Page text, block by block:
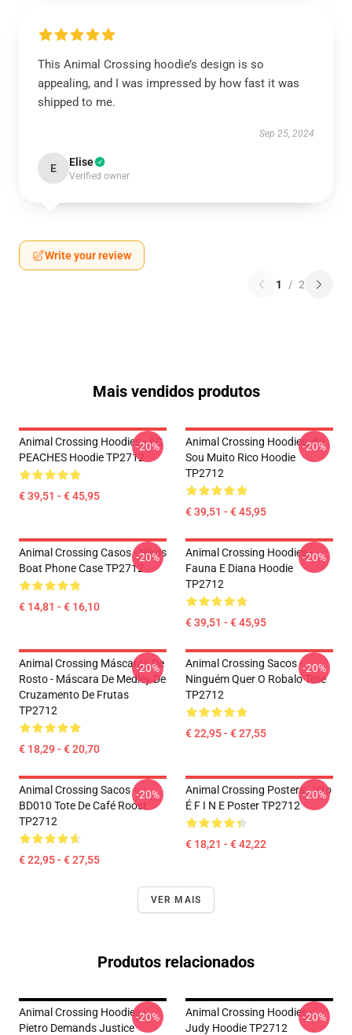
This Animal Crossing hoodie’s design is so
appealing, and I was impressed by how fast it was
shipped to me.
Sep 25, 2024
E Elise
Verified owner
Write your review
1 / 2
Mais vendidos produtos
Animal Crossing Hoodies - AC
PEACHES Hoodie TP2712
€ 39,51 - € 45,95
-20%
Animal Crossing Hoodies. Eu
Sou Muito Rico Hoodie
TP2712
€ 39,51 - € 45,95
-20%
Animal Crossing Casos - Nikos
Boat Phone Case TP2712
€ 14,81 - € 16,10
-20%
Animal Crossing Hoodies -
Fauna E Diana Hoodie
TP2712
€ 39,51 - € 45,95
-20%
Animal Crossing Máscaras De
Rosto - Máscara De Medley De
Cruzamento De Frutas
TP2712
€ 18,29 - € 20,70
-20%
Animal Crossing Sacos -
Ninguém Quer O Robalo Tote
TP2712
€ 22,95 - € 27,55
-20%
Animal Crossing Sacos -
BD010 Tote De Café Roost
TP2712
€ 22,95 - € 27,55
-20%
Animal Crossing Posters - Isto
É F I N E Poster TP2712
€ 18,21 - € 42,22
-20%
VER MAIS
Produtos relacionados
Animal Crossing Hoodies -
Pietro Demands Justice
-20%
Animal Crossing Hoodies -
Judy Hoodie TP2712
-20%